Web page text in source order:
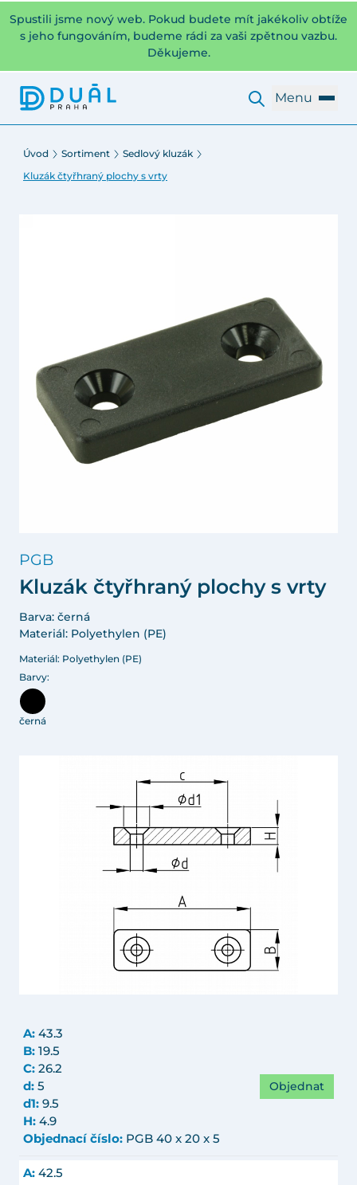
Spustili jsme nový web. Pokud budete mít jakékoliv obtíže
s jeho fungováním, budeme rádi za vaši zpětnou vazbu.
Děkujeme.
Menu
Úvod Sortiment
Sedlový kluzák
Kluzák čtyřhraný plochy s vrty
PGB
Kluzák čtyřhraný plochy s vrty
Barva: černá
Materiál: Polyethylen (PE)
Materiál: Polyethylen (PE)
Barvy:
černá
A: 43.3
B: 19.5
C: 26.2
d: 5
d1: 9.5
H: 4.9
Objednací číslo: PGB 40 x 20 x 5
Objednat
A: 42.5